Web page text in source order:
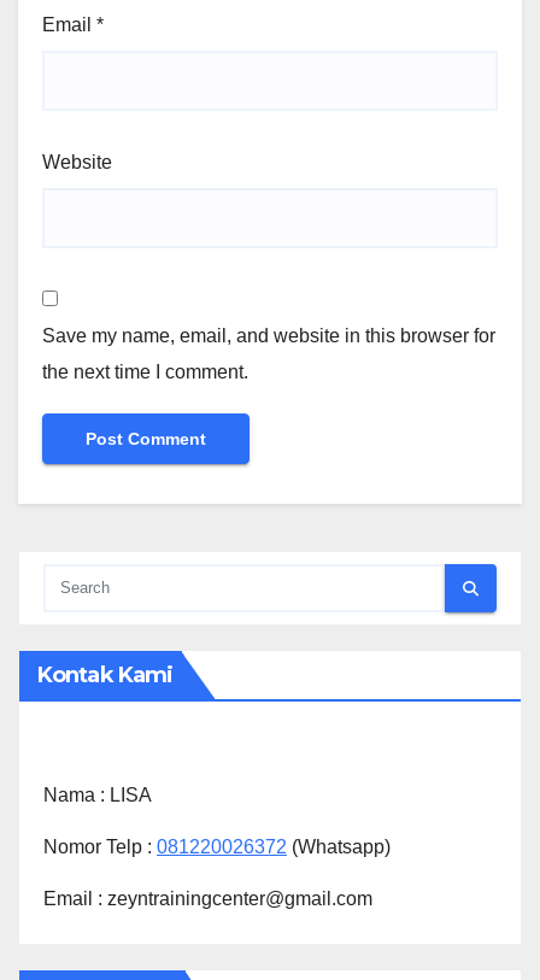
Email *
Website
Save my name, email, and website in this browser for
the next time I comment.
Kontak Kami
Nama : LISA
Nomor Telp : 081220026372 (Whatsapp)
Email : zeyntrainingcenter@gmail.com